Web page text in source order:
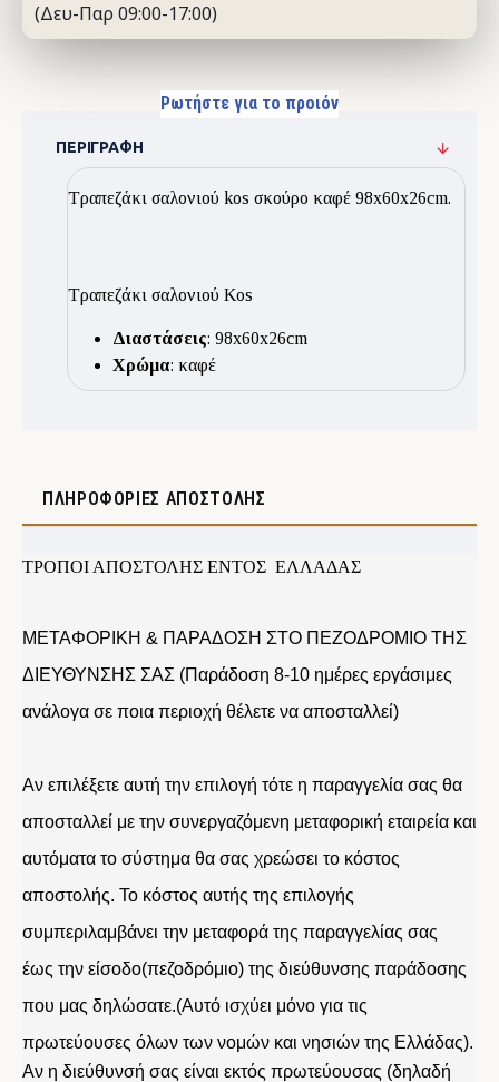
(Δευ-Παρ 09:00-17:00)
Ρωτήστε για το προιόν
ΠΕΡΙΓΡΑΦΉ
Τραπεζάκι σαλονιού kos σκούρο καφέ 98x60x26cm.
Τραπεζάκι σαλονιού Kos
Διαστάσεις: 98x60x26cm
Χρώμα: καφέ
ΠΛΗΡΟΦΟΡΊΕΣ ΑΠΟΣΤΟΛΉΣ
ΤΡΟΠΟΙ ΑΠΟΣΤΟΛΗΣ ΕΝΤΟΣ ΕΛΛΑΔΑΣ
ΜΕΤΑΦΟΡΙΚΗ & ΠΑΡΑΔΟΣΗ ΣΤΟ ΠΕΖΟΔΡΟΜΙΟ ΤΗΣ
ΔΙΕΥΘΥΝΣΗΣ ΣΑΣ (Παράδοση 8-10 ημέρες εργάσιμες
ανάλογα σε ποια περιοχή θέλετε να αποσταλλεί)
Αν επιλέξετε αυτή την επιλογή τότε η παραγγελία σας θα
αποσταλλεί με την συνεργαζόμενη μεταφορική εταιρεία και
αυτόματα το σύστημα θα σας χρεώσει το κόστος
αποστολής. Το κόστος αυτής της επιλογής
συμπεριλαμβάνει την μεταφορά της παραγγελίας σας
έως την είσοδο(πεζοδρόμιο) της διεύθυνσης παράδοσης
που μας δηλώσατε.(Αυτό ισχύει μόνο για τις
πρωτεύουσες όλων των νομών και νησιών της Ελλάδας).
Αν η διεύθυνσή σας είναι εκτός πρωτεύουσας (δηλαδή